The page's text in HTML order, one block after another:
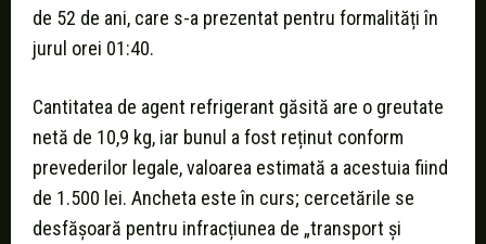
de 52 de ani, care s-a prezentat pentru formalități în
jurul orei 01:40.
Cantitatea de agent refrigerant găsită are o greutate
netă de 10,9 kg, iar bunul a fost reținut conform
prevederilor legale, valoarea estimată a acestuia fiind
de 1.500 lei. Ancheta este în curs; cercetările se
desfășoară pentru infracțiunea de „transport și